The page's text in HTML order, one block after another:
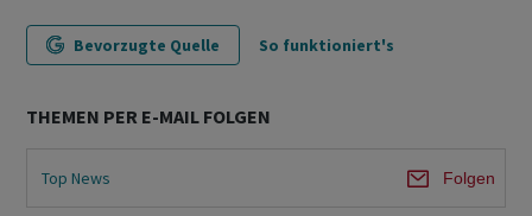
Bevorzugte Quelle So funktioniert's
THEMEN PER E-MAIL FOLGEN
Top News Folgen